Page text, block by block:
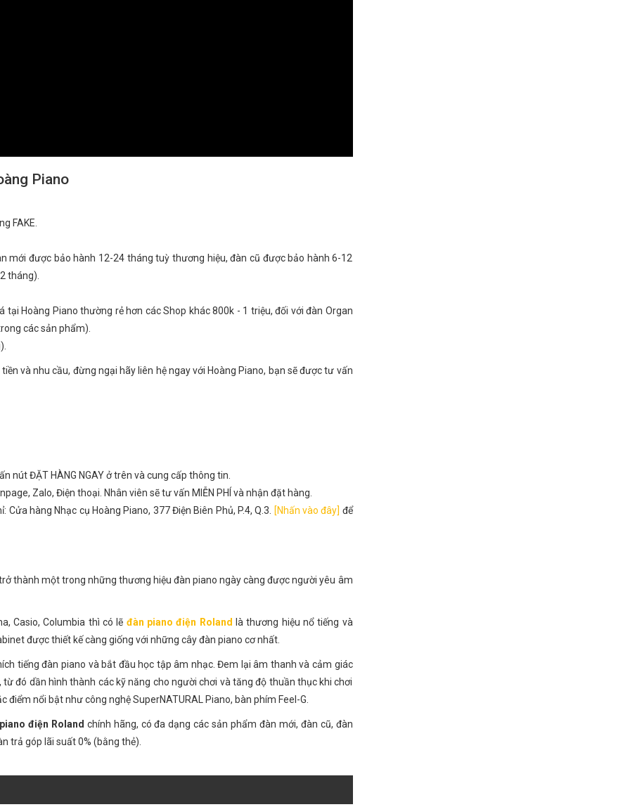
Piano
FAKE.
mới được bảo hành 12-24 tháng tuỳ thương hiệu, đàn cũ được bảo hành 6-12
tháng).
tại Hoàng Piano thường rẻ hơn các Shop khác 800k - 1 triệu, đối với đàn Organ
các sản phẩm).
và nhu cầu, đừng ngại hãy liên hệ ngay với Hoàng Piano, bạn sẽ được tư vấn
nút ĐẶT HÀNG NGAY ở trên và cung cấp thông tin.
Zalo, Điện thoại. Nhân viên sẽ tư vấn MIỄN PHÍ và nhận đặt hàng.
hàng Nhạc cụ Hoàng Piano, 377 Điện Biên Phủ, P.4, Q.3.
[Nhấn vào đây] để
thành một trong những thương hiệu đàn piano ngày càng được người yêu âm
Casio, Columbia thì có lẽ đàn piano điện Roland
là thương hiệu nổ tiếng và
được thiết kế càng giống với những cây đàn piano cơ nhất.
tiếng đàn piano và bắt đầu học tập âm nhạc. Đem lại âm thanh và cảm giác
đó dần hình thành các kỹ năng cho người chơi và tăng độ thuần thục khi chơi
điểm nổi bật như công nghệ SuperNATURAL Piano, bàn phím Feel-G.
điện Roland chính hãng, có đa dạng các sản phẩm đàn mới, đàn cũ, đàn
trả góp lãi suất 0% (bằng thẻ).